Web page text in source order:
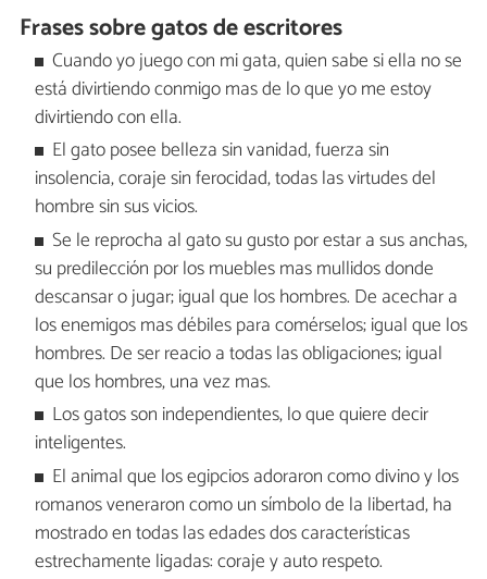
Frases sobre gatos de escritores
Cuando yo juego con mi gata, quien sabe si ella no se
está divirtiendo conmigo mas de lo que yo me estoy
divirtiendo con ella.
El gato posee belleza sin vanidad, fuerza sin
insolencia, coraje sin ferocidad, todas las virtudes del
hombre sin sus vicios.
Se le reprocha al gato su gusto por estar a sus anchas,
su predilección por los muebles mas mullidos donde
descansar o jugar; igual que los hombres. De acechar a
los enemigos mas débiles para comérselos; igual que los
hombres. De ser reacio a todas las obligaciones; igual
que los hombres, una vez mas.
Los gatos son independientes, lo que quiere decir
inteligentes.
El animal que los egipcios adoraron como divino y los
romanos veneraron como un símbolo de la libertad, ha
mostrado en todas las edades dos características
estrechamente ligadas: coraje y auto respeto.